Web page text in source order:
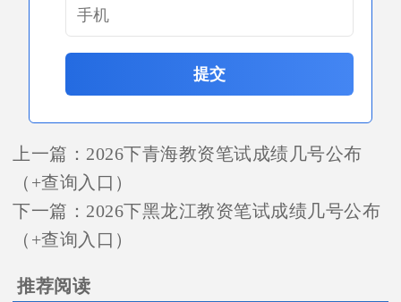
提交
上一篇： 2026下青海教资笔试成绩几号公布
（+查询入口）
下一篇： 2026下黑龙江教资笔试成绩几号公布
（+查询入口）
推荐阅读